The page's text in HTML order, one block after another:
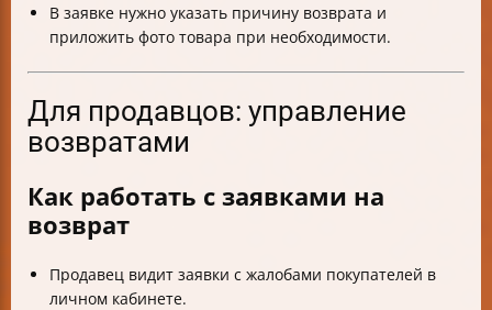
В заявке нужно указать причину возврата и
приложить фото товара при необходимости.
Для продавцов: управление
возвратами
Как работать с заявками на
возврат
Продавец видит заявки с жалобами покупателей в
личном кабинете.